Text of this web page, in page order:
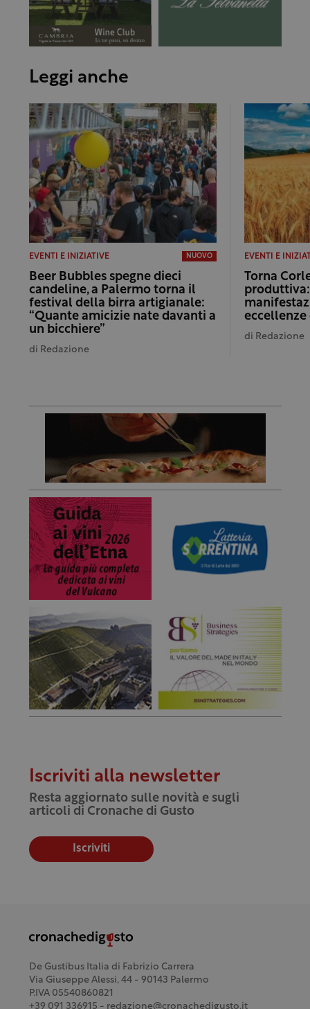
Leggi anche
EVENTI E INIZIATIVE NUOVO
Beer Bubbles spegne dieci
candeline, a Palermo torna il
festival della birra artigianale:
“Quante amicizie nate davanti a
un bicchiere”
di Redazione
EVENTI E
Torna
di Redazione
Iscriviti alla newsletter
Resta aggiornato sulle novità e sugli
articoli di Cronache di Gusto
Iscriviti
De Gustibus Italia di Fabrizio Carrera
Via Giuseppe Alessi, 44 - 90143 Palermo
P.IVA 05540860821
+39 091 336915 - redazione@cronachedigusto.it